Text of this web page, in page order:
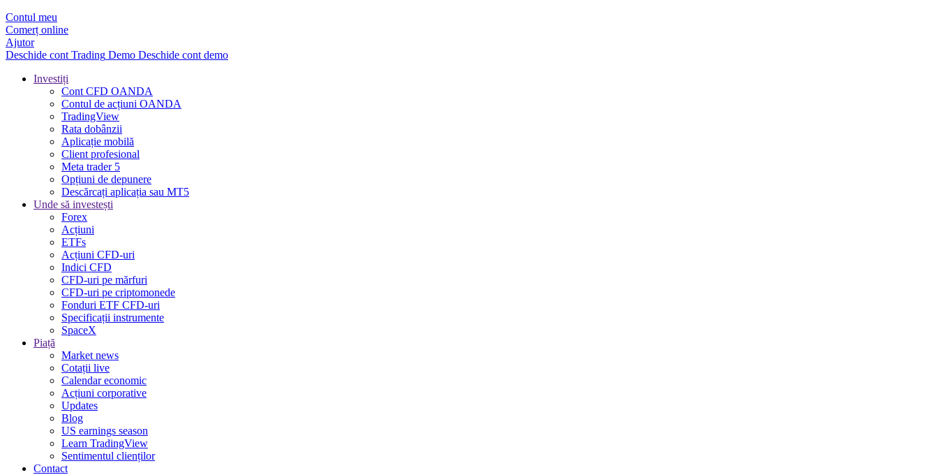
Contul meu
Comerț online
Ajutor
Deschide cont Trading Demo Deschide cont demo
Investiți
Cont CFD OANDA
Contul de acțiuni OANDA
TradingView
Rata dobânzii
Aplicație mobilă
Client profesional
Meta trader 5
Opțiuni de depunere
Descărcați aplicația sau MT5
Unde să investești
Forex
Acțiuni
ETFs
Acțiuni CFD-uri
Indici CFD
CFD-uri pe mărfuri
CFD-uri pe criptomonede
Fonduri ETF CFD-uri
Specificații instrumente
SpaceX
Piață
Market news
Cotații live
Calendar economic
Acțiuni corporative
Updates
Blog
US earnings season
Learn TradingView
Sentimentul clienților
Contact